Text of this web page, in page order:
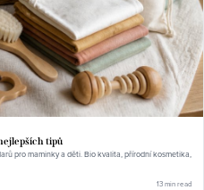
tipů
pro maminky a děti. Bio kvalita, přírodní kosmetika,
13 min read